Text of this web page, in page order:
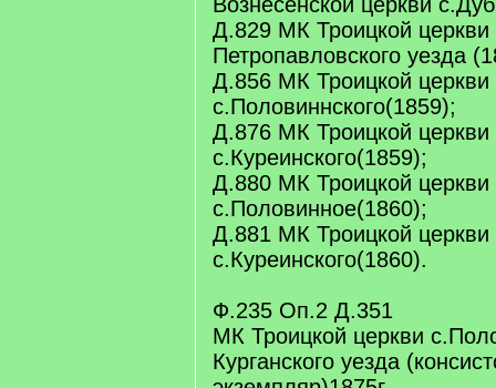
Д.829 МК Троицкой церкви
Петропавловского уезда
Д.856 МК Троицкой церкви
с.Половиннского(1859);
Д.876 МК Троицкой церкви
с.Куреинского(1859);
Д.880 МК Троицкой церкви
с.Половинное(1860);
Д.881 МК Троицкой церкви
с.Куреинского(1860).
Ф.235 Оп.2 Д.351
МК Троицкой церкви
Курганского уезда